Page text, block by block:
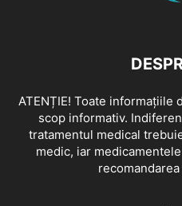
ATENȚIE! Toate informațiile
scop informativ.
tratamentul medical
medic, iar